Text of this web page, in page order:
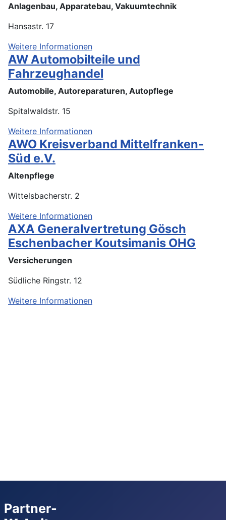
Anlagenbau, Apparatebau, Vakuumtechnik
Hansastr. 17
Weitere Informationen
AW Automobilteile und
Fahrzeughandel
Automobile, Autoreparaturen, Autopflege
Spitalwaldstr. 15
Weitere Informationen
AWO Kreisverband Mittelfranken-
Süd e.V.
Altenpflege
Wittelsbacherstr. 2
Weitere Informationen
AXA Generalvertretung Gösch
Eschenbacher Koutsimanis OHG
Versicherungen
Südliche Ringstr. 12
Weitere Informationen
Partner-